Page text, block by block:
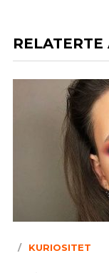
KURIOSITET